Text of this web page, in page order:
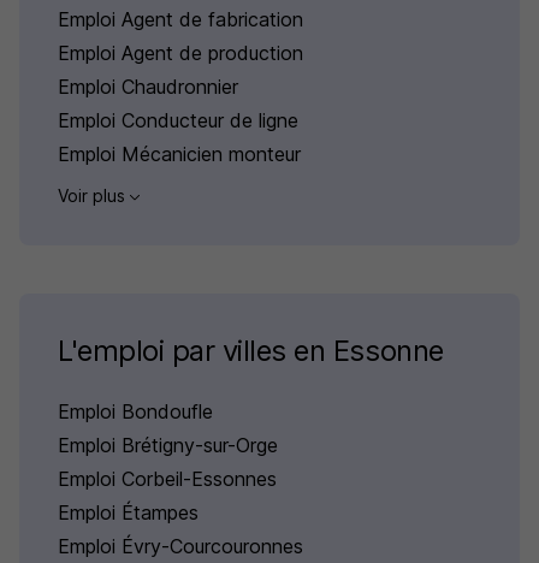
Emploi Agent de fabrication
Emploi Agent de production
Emploi Chaudronnier
Emploi Conducteur de ligne
Emploi Mécanicien monteur
Voir plus
L'emploi par villes en Essonne
Emploi Bondoufle
Emploi Brétigny-sur-Orge
Emploi Corbeil-Essonnes
Emploi Étampes
Emploi Évry-Courcouronnes